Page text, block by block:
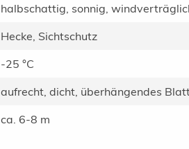
halbschattig, sonnig,
Hecke, Sichtschutz
-25 °C
aufrecht, dicht, überhängendes
ca. 6-8 m